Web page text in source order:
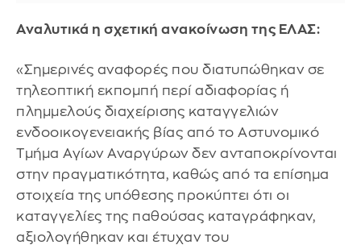
Αναλυτικά η σχετική ανακοίνωση της ΕΛΑΣ:
«Σημερινές αναφορές που διατυπώθηκαν σε
τηλεοπτική εκπομπή περί αδιαφορίας ή
πλημμελούς διαχείρισης καταγγελιών
ενδοοικογενειακής βίας από το Αστυνομικό
Τμήμα Αγίων Αναργύρων δεν ανταποκρίνονται
στην πραγματικότητα, καθώς από τα επίσημα
στοιχεία της υπόθεσης προκύπτει ότι οι
καταγγελίες της παθούσας καταγράφηκαν,
αξιολογήθηκαν και έτυχαν του